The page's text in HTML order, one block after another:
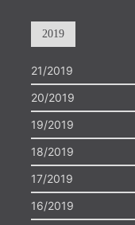
2019
21/2019
20/2019
19/2019
18/2019
17/2019
16/2019